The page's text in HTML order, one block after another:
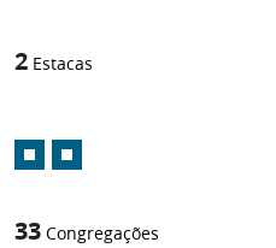
2 Estacas
33 Congregações